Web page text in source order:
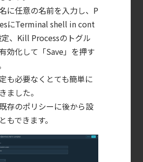
CNAPP選定ガイド
計画フェーズで失敗しない統合プラットフォ
【ブログ】AI が
年に脅威の状況を根本から変えた
4 つの側面
【お知らせ】
ブログを更新しました
【ブログ】
CWPP（Cloud
に任意の名前を入力し、P
にTerminal shell in cont
、Kill Processのトグル
効化して「Save」を押す
も必要なくとても簡単に
ました。
存のポリシーに後から設
もできます。